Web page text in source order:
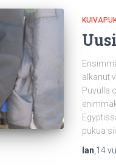
alkanut
Puvulla
pukua
Ian 14